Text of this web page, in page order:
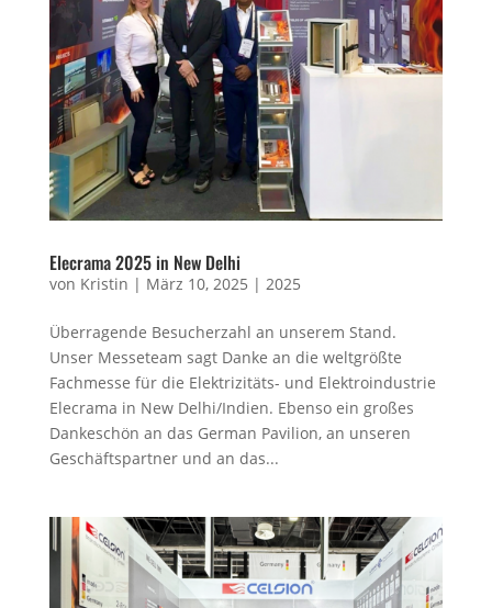
Elecrama 2025 in New Delhi
von Kristin | März 10, 2025 | 2025
Überragende Besucherzahl an unserem Stand.
Unser Messeteam sagt Danke an die weltgrößte
Fachmesse für die Elektrizitäts- und Elektroindustrie
Elecrama in New Delhi/Indien. Ebenso ein großes
Dankeschön an das German Pavilion, an unseren
Geschäftspartner und an das...